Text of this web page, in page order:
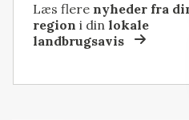
Læs flere nyheder fra
region i dinlokale
landbrugsavis